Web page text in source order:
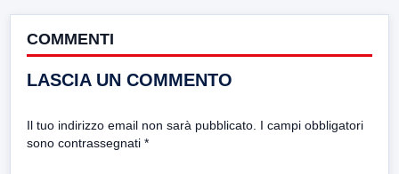
COMMENTI
LASCIA UN COMMENTO
Il tuo indirizzo email non sarà pubblicato. I campi obbligatori
sono contrassegnati *